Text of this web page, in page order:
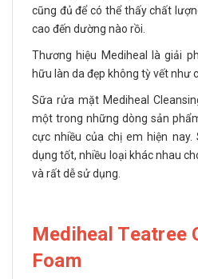
cũng đủ để có thể thấy chất
cao đến dường nào rồi.
Thương hiệu Mediheal là giải
hữu làn da đẹp không tỳ vết như
Sữa rửa mặt Mediheal
một trong những dòng sản
cực nhiều của chị em hiện nay.
dụng tốt, nhiều loại khác nhau
và rất dễ sử dụng.
Mediheal Teatree
Foam